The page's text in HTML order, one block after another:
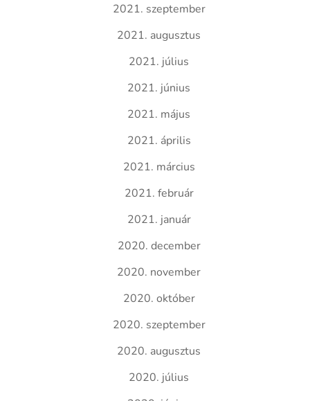
2021. szeptember
2021. augusztus
2021. július
2021. június
2021. május
2021. április
2021. március
2021. február
2021. január
2020. december
2020. november
2020. október
2020. szeptember
2020. augusztus
2020. július